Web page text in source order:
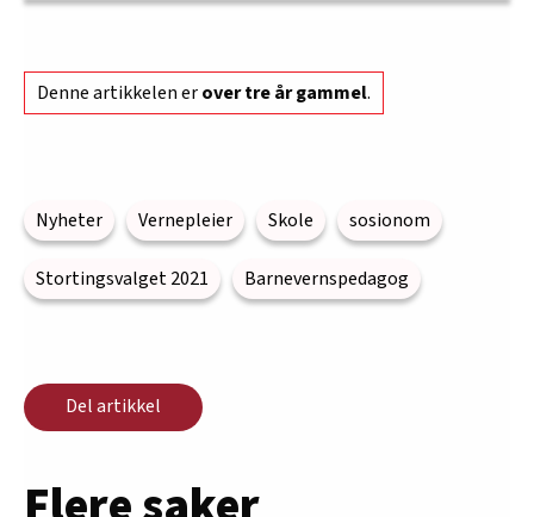
Denne artikkelen erover tre år gammel.
Nyheter Vernepleier Skole sosionom
Stortingsvalget 2021 Barnevernspedagog
Del artikkel